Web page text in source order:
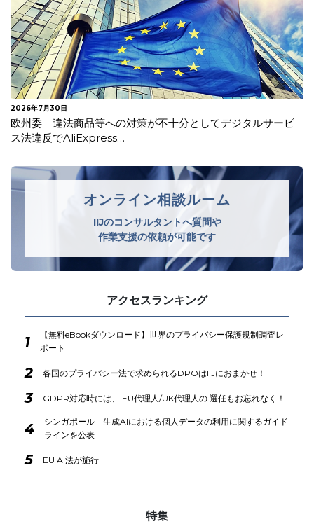
2026年7月27日
【更新】EUがAI法一部改正を採択
オンライン相談ルーム
IIJのコンサルタントへ質問や
作業支援の依頼が可能です
アクセスランキング
1
【無料eBookダウンロード】世界のプライバシー保護規制調査レ
ポート
2 各国のプライバシー法で求められるDPOはIIJにおまかせ！
3 GDPR対応時には、 EU代理人/UK代理人の 選任もお忘れなく！
4
シンガポール 生成AIにおける個人データの利用に関するガイド
ラインを公表
5 EU AI法が施行
特集